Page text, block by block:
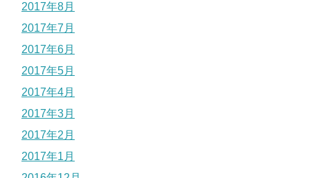
2017年8月
2017年7月
2017年6月
2017年5月
2017年4月
2017年3月
2017年2月
2017年1月